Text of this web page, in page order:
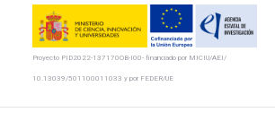
Proyecto PID2022-137170OB-I00- financiado por MICIU/AEI/
10.13039/501100011033 y por FEDER/UE